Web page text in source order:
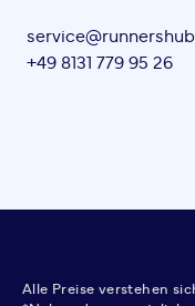
+49 8131 779 95 26
Alle Preise verstehen